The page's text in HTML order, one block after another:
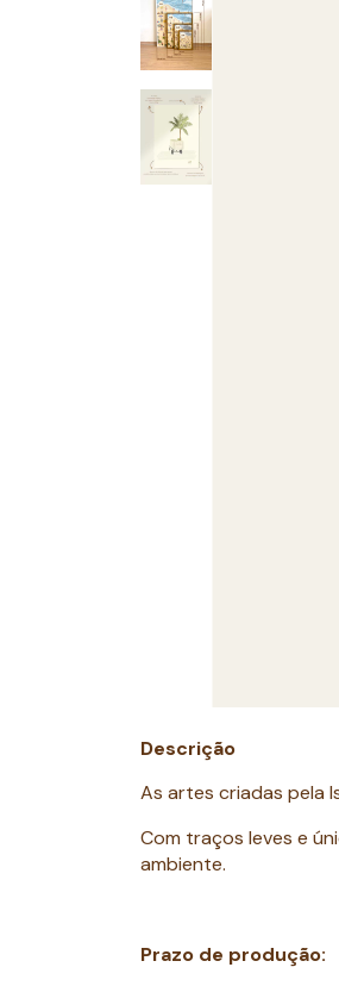
Descrição
As artes criadas pela
Com traços leves e
ambiente.
Prazo de produção: